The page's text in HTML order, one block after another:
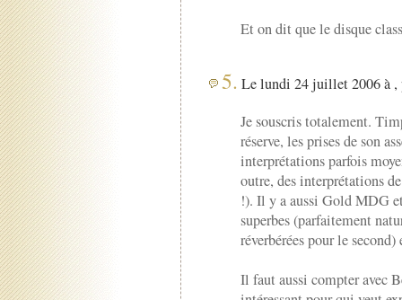
Et on dit que le disque
5. Le lundi 24 juillet 2006 à
Je souscris totalement.
réserve, les prises de son
interprétations parfois
outre, des interprétations
!). Il y a aussi Gold MDG
superbes (parfaitement
réverbérées pour le
Il faut aussi compter avec